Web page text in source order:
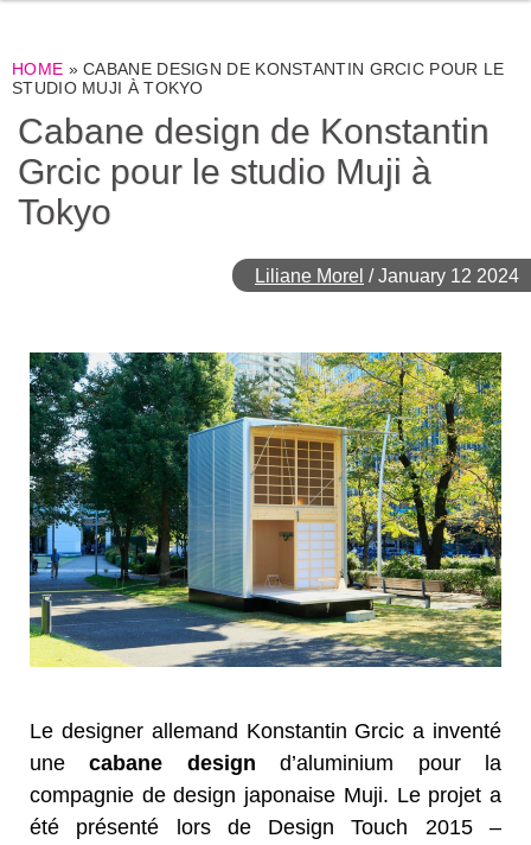
HOME »CABANE DESIGN DE KONSTANTIN GRCIC POUR LE
STUDIO MUJI À TOKYO
Cabane design de Konstantin
Grcic pour le studio Muji à
Tokyo
Liliane Morel /January 12 2024
Le designer allemand Konstantin Grcic a inventé
unecabane design d’aluminium pour la
compagnie de design japonaise Muji. Le projet a
été présenté lors de Design Touch 2015 –